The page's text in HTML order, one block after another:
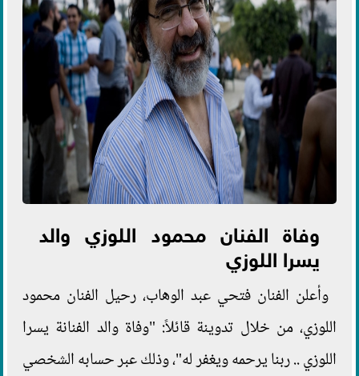
وفاة الفنان محمود اللوزي والد
يسرا اللوزي
وأعلن الفنان فتحي عبد الوهاب، رحيل الفنان محمود
اللوزي، من خلال تدوينة قائلاً: "وفاة والد الفنانة يسرا
اللوزي .. ربنا يرحمه ويغفر له"، وذلك عبر حسابه الشخصي